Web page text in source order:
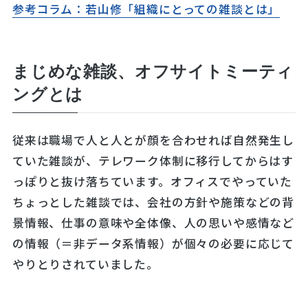
参考コラム：若山修「組織にとっての雑談とは」
まじめな雑談、オフサイトミーティ
ングとは
従来は職場で人と人とが顔を合わせれば自然発生し
ていた雑談が、テレワーク体制に移行してからはす
っぽりと抜け落ちています。オフィスでやっていた
ちょっとした雑談では、会社の方針や施策などの背
景情報、仕事の意味や全体像、人の思いや感情など
の情報（＝非データ系情報）が個々の必要に応じて
やりとりされていました。